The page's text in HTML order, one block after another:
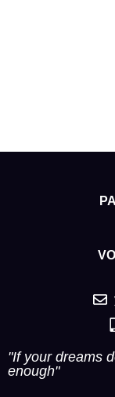
"If your dreams
enough"